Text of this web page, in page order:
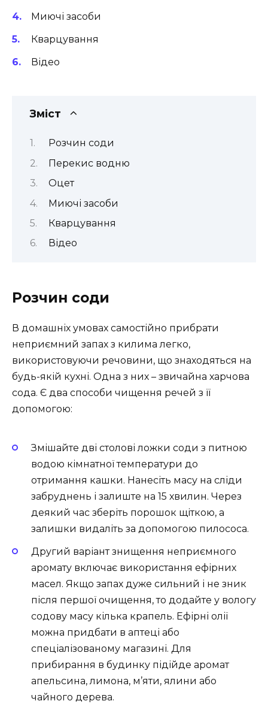
Миючі засоби
Кварцування
Відео
Зміст
Розчин соди
Перекис водню
Оцет
Миючі засоби
Кварцування
Відео
Розчин соди
В домашніх умовах самостійно прибрати
неприємний запах з килима легко,
використовуючи речовини, що знаходяться на
будь-якій кухні. Одна з них – звичайна харчова
сода. Є два способи чищення речей з її
допомогою:
Змішайте дві столові ложки соди з питною
водою кімнатної температури до
отримання кашки. Нанесіть масу на сліди
забруднень і залиште на 15 хвилин. Через
деякий час зберіть порошок щіткою, а
залишки видаліть за допомогою пилососа.
Другий варіант знищення неприємного
аромату включає використання ефірних
масел. Якщо запах дуже сильний і не зник
після першої очищення, то додайте у вологу
содову масу кілька крапель. Ефірні олії
можна придбати в аптеці або
спеціалізованому магазині. Для
прибирання в будинку підійде аромат
апельсина, лимона, м’яти, ялини або
чайного дерева.